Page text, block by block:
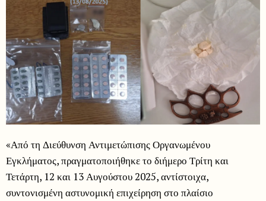
«Από τη Διεύθυνση Αντιμετώπισης Οργανωμένου
Εγκλήματος, πραγματοποιήθηκε το διήμερο Τρίτη και
Τετάρτη, 12 και 13 Αυγούστου 2025, αντίστοιχα,
συντονισμένη αστυνομική επιχείρηση στο πλαίσιο